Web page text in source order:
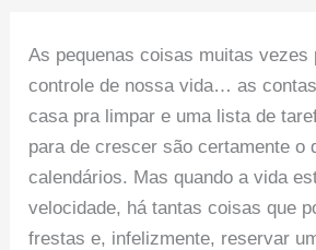
As pequenas coisas muitas vezes
controle de nossa vida… as
casa pra limpar e uma lista de
para de crescer são certamente o
calendários. Mas quando a vida
velocidade, há tantas coisas que
frestas e, infelizmente, reservar